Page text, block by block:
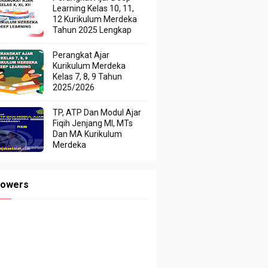
Learning Kelas 10, 11,
12 Kurikulum Merdeka
Tahun 2025 Lengkap
Perangkat Ajar
Kurikulum Merdeka
Kelas 7, 8, 9 Tahun
2025/2026
TP, ATP Dan Modul Ajar
Fiqih Jenjang MI, MTs
Dan MA Kurikulum
Merdeka